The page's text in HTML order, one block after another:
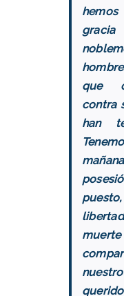
hemos
que
contra
han